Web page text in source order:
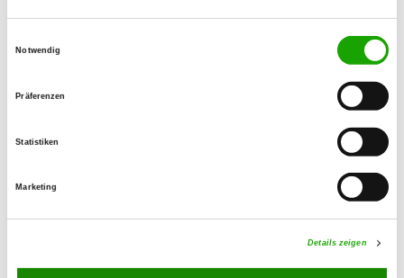
Notwendig
Präferenzen
Statistiken
Marketing
Details zeigen
0176 61905038
E-Mail:
Schutzdienst